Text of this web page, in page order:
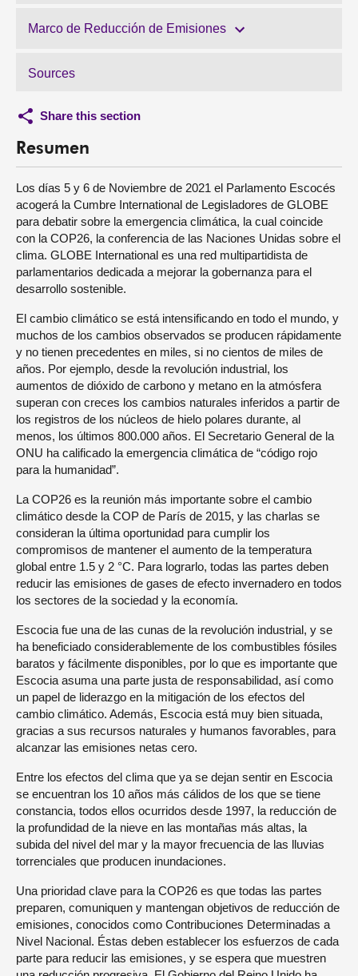
Marco de Reducción de Emisiones
Sources
Share this section
Resumen
Los días 5 y 6 de Noviembre de 2021 el Parlamento Escocés
acogerá la Cumbre International de Legisladores de GLOBE
para debatir sobre la emergencia climática, la cual coincide
con la COP26, la conferencia de las Naciones Unidas sobre el
clima. GLOBE International es una red multipartidista de
parlamentarios dedicada a mejorar la gobernanza para el
desarrollo sostenible.
El cambio climático se está intensificando en todo el mundo, y
muchos de los cambios observados se producen rápidamente
y no tienen precedentes en miles, si no cientos de miles de
años. Por ejemplo, desde la revolución industrial, los
aumentos de dióxido de carbono y metano en la atmósfera
superan con creces los cambios naturales inferidos a partir de
los registros de los núcleos de hielo polares durante, al
menos, los últimos 800.000 años. El Secretario General de la
ONU ha calificado la emergencia climática de “código rojo
para la humanidad”.
La COP26 es la reunión más importante sobre el cambio
climático desde la COP de París de 2015, y las charlas se
consideran la última oportunidad para cumplir los
compromisos de mantener el aumento de la temperatura
global entre 1.5 y 2 °C. Para lograrlo, todas las partes deben
reducir las emisiones de gases de efecto invernadero en todos
los sectores de la sociedad y la economía.
Escocia fue una de las cunas de la revolución industrial, y se
ha beneficiado considerablemente de los combustibles fósiles
baratos y fácilmente disponibles, por lo que es importante que
Escocia asuma una parte justa de responsabilidad, así como
un papel de liderazgo en la mitigación de los efectos del
cambio climático. Además, Escocia está muy bien situada,
gracias a sus recursos naturales y humanos favorables, para
alcanzar las emisiones netas cero.
Entre los efectos del clima que ya se dejan sentir en Escocia
se encuentran los 10 años más cálidos de los que se tiene
constancia, todos ellos ocurridos desde 1997, la reducción de
la profundidad de la nieve en las montañas más altas, la
subida del nivel del mar y la mayor frecuencia de las lluvias
torrenciales que producen inundaciones.
Una prioridad clave para la COP26 es que todas las partes
preparen, comuniquen y mantengan objetivos de reducción de
emisiones, conocidos como Contribuciones Determinadas a
Nivel Nacional. Éstas deben establecer los esfuerzos de cada
parte para reducir las emisiones, y se espera que muestren